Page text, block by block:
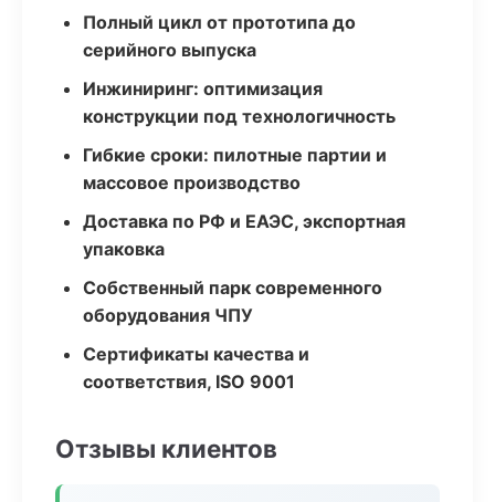
Полный цикл от прототипа до
серийного выпуска
Инжиниринг: оптимизация
конструкции под технологичность
Гибкие сроки: пилотные партии и
массовое производство
Доставка по РФ и ЕАЭС, экспортная
упаковка
Собственный парк современного
оборудования ЧПУ
Сертификаты качества и
соответствия, ISO 9001
Отзывы клиентов